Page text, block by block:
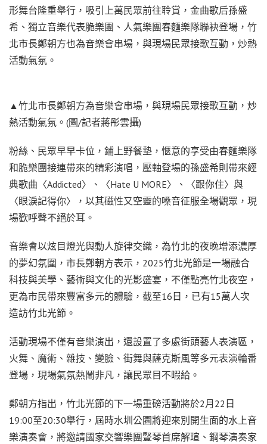
形舞台隆重舉行，吸引上萬民眾前往聆賞，金曲歌后孫盛
希、獨立音樂代表脆樂團、人氣樂團春麵樂隊聯袂登場，竹
北市長鄭朝方也為音樂會串場，與現場民眾接歌互動，炒熱
活動氣氛。
▲竹北市長鄭朝方為音樂會串場，與現場民眾接歌互動，炒
熱活動氣氛。(圖/記者蔣彤雲攝)
粉絲、民眾早早卡位，鋪上野餐墊，愜意的享受由春麵樂隊
和脆樂團接連帶來的精彩演唱，壓軸登場的孫盛希則帶來經
典歌曲〈Addicted〉、〈Hate U MORE〉、〈跟你住〉與
〈眼淚記得你〉，以其磁性又空靈的嗓音征服全場觀眾，現
場歡呼聲不絕於耳。
音樂會以炫目燈光與動人旋律交織，為竹北的夜晚增添濃厚
的夢幻氛圍，市長鄭朝方表示，2025竹北光節是一場融合
科技與美學、藝術與文化的光影盛宴，不僅點亮竹北夜空，
更為市民帶來豐富多元的體驗，截至16日，已有15萬人次
造訪竹北光節。
活動現場不僅有音樂演出，還設置了多處街頭藝人表演區，
火舞、魔術、雜技、變臉、街舞與薩克斯風等多元表演輪番
登場，現場氣氛熱鬧非凡，讓民眾目不暇給。
鄭朝方指出，竹北光節的下一場重磅活動將於2月22日
19:00至20:30舉行，屆時水圳公園將迎來別開生面的水上音
樂演奏會，將邀請國家交響樂團豎琴首席解瑄、鋼琴演奏家